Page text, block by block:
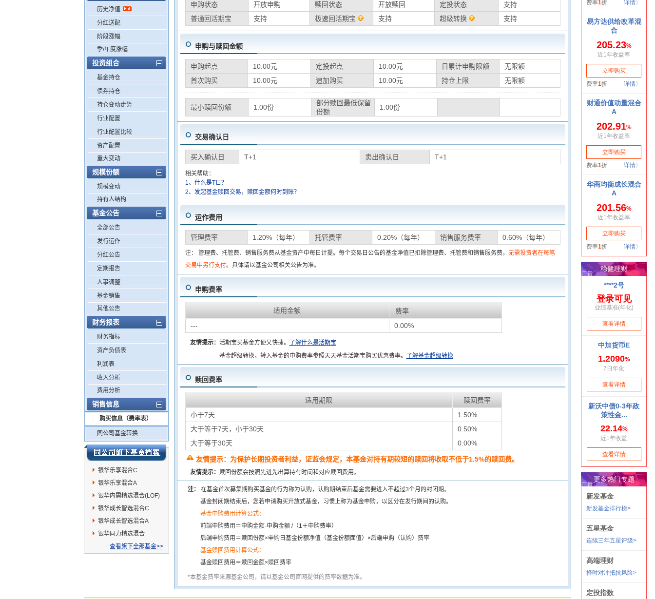
历史净值
分红送配
阶段涨幅
季/年度涨幅
投资组合
基金持仓
债券持仓
持仓变动走势
行业配置
行业配置比较
资产配置
重大变动
规模份额
规模变动
持有人结构
基金公告
全部公告
发行运作
分红公告
定期报告
人事调整
基金销售
其他公告
财务报表
财务指标
资产负债表
利润表
收入分析
费用分析
销售信息
购买信息（费率表）
同公司基金转换
银华乐享混合C
银华乐享混合A
银华内需精选混合(LOF)
银华成长智选混合C
银华成长智选混合A
银华同力精选混合
查看旗下全部基金>>
申购状态 开放申购 赎回状态 开放赎回 定投状态
支持
普通回活期宝
支持 极速回活期宝 支持 超级转换 支持
申购与赎回金额
申购起点 10.00元 定投起点 10.00元 日累计申购限额
无限额
首次购买
10.00元 追加购买 10.00元 持仓上限 无限额
最小赎回份额 1.00份
部分赎回最低保留
份额
1.00份
交易确认日
买入确认日 T+1 卖出确认日 T+1
相关帮助：
1、什么是T日？
2、发起基金赎回交易，赎回金额何时到账？
运作费用
管理费率 1.20%（每年） 托管费率 0.20%（每年） 销售服务费率 0.60%（每年）
注： 管理费、托管费、销售服务费从基金资产中每日计提。每个交易日公告的基金净值已扣除管理费、托管费和销售服务费， 无需投资者在每笔
交易中另行支付。具体请以基金公司相关公告为准。
申购费率
适用金额
费率
---
0.00%
友情提示： 活期宝买基金方便又快捷。
了解什么是活期宝
基金超级转换，转入基金的申购费率参照天天基金活期宝购买优惠费率。
了解基金超级转换
赎回费率
适用期限
赎回费率
小于7天
1.50%
大于等于7天，小于30天
0.50%
大于等于30天
0.00%
友情提示：为保护长期投资者利益，证监会规定，本基金对持有期较短的赎回将收取不低于1.5%的赎回费。
友情提示： 赎回份额会按照先进先出算持有时间和对应赎回费用。
注： 在基金首次募集期购买基金的行为称为认购，认购期结束后基金需要进入不超过3个月的封闭期。
基金封闭期结束后，您若申请购买开放式基金，习惯上称为基金申购，以区分在发行期间的认购。
基金申购费用计算公式：
前端申购费用＝申购金额-申购金额 /（1＋申购费率）
后端申购费用＝赎回份额×申购日基金份额净值（基金份额面值）×后端申购（认购）费率
基金赎回费用计算公式：
基金赎回费用＝赎回金额×赎回费率
*本基金费率来源基金公司，请以基金公司官网提供的费率数据为准。